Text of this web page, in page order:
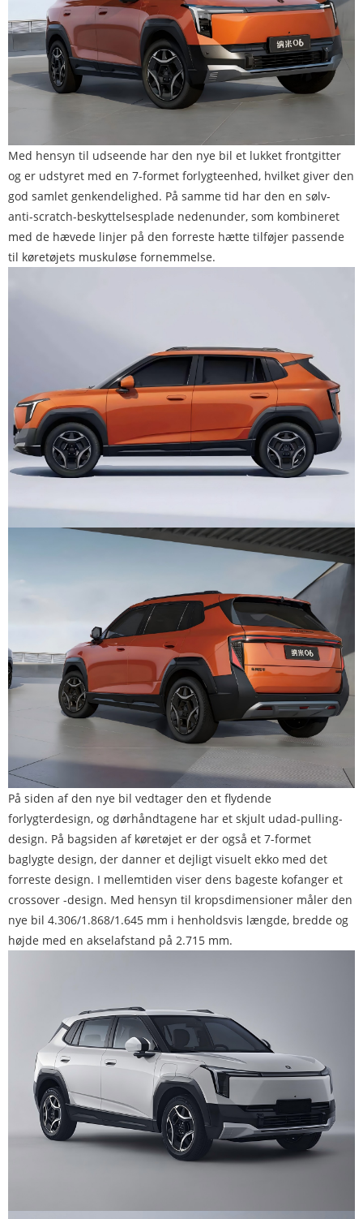
Med hensyn til udseende har den nye bil et lukket frontgitter
og er udstyret med en 7-formet forlygteenhed, hvilket giver den
god samlet genkendelighed. På samme tid har den en sølv-
anti-scratch-beskyttelsesplade nedenunder, som kombineret
med de hævede linjer på den forreste hætte tilføjer passende
til køretøjets muskuløse fornemmelse.
På siden af ​​den nye bil vedtager den et flydende
forlygterdesign, og dørhåndtagene har et skjult udad-pulling-
design. På bagsiden af ​​køretøjet er der også et 7-formet
baglygte design, der danner et dejligt visuelt ekko med det
forreste design. I mellemtiden viser dens bageste kofanger et
crossover -design. Med hensyn til kropsdimensioner måler den
nye bil 4.306/1.868/1.645 mm i henholdsvis længde, bredde og
højde med en akselafstand på 2.715 mm.